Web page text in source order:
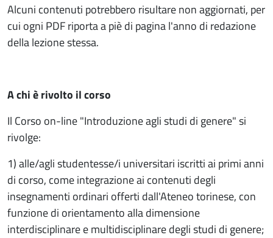
Alcuni contenuti potrebbero risultare non aggiornati, per
cui ogni PDF riporta a piè di pagina l'anno di redazione
della lezione stessa.
A chi è rivolto il corso
Il Corso on-line "Introduzione agli studi di genere" si
rivolge:
1) alle/agli studentesse/i universitari iscritti ai primi anni
di corso, come integrazione ai contenuti degli
insegnamenti ordinari offerti dall'Ateneo torinese, con
funzione di orientamento alla dimensione
interdisciplinare e multidisciplinare degli studi di genere;